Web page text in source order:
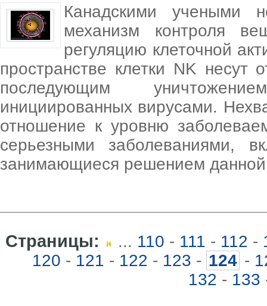
Канадскими учеными
механизм контроля
регуляцию клеточной
пространстве клетки NK несут
последующим
инициированных вирусами.
отношение к уровню
серьезными заболеваниями,
занимающиеся решением
Страницы: ... 110 - 111 - 112 -
120 - 121 - 122 - 123 - 124 -
132 - 133